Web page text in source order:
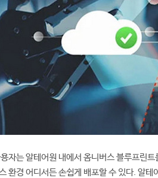
자는 알테어원 내에서 옴니버스 블루프린
환경 어디서든 손쉽게 배포할 수 있다. 알